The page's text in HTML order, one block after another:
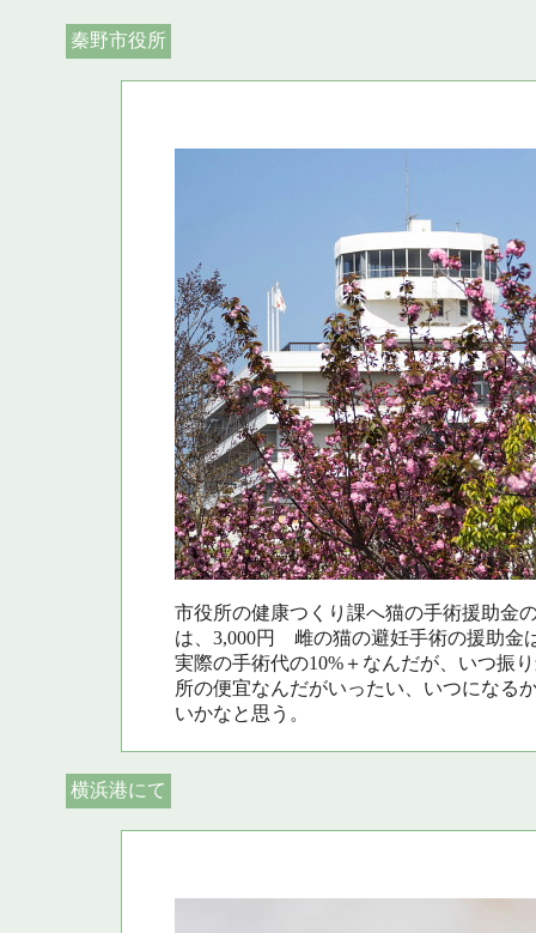
秦野市役所
市役所の健康つくり課へ猫の手術援助金
は、3,000円 雌の猫の避妊手術の援助金
実際の手術代の10%＋なんだが、いつ振
所の便宜なんだがいったい、いつになる
いかなと思う。
横浜港にて